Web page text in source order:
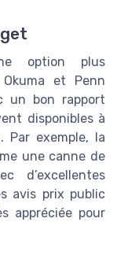
option plus
et Penn
un bon rapport
disponibles à
exemple, la
une canne de
d’excellentes
avis prix public
appréciée pour